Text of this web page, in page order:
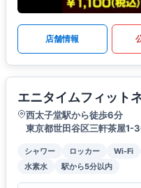
店舗情報
エニタイムフィット
西太子堂駅から徒歩6分
東京都世田谷区三軒茶屋1-
シャワー ロッカー Wi-Fi
水素水
駅から5分以内